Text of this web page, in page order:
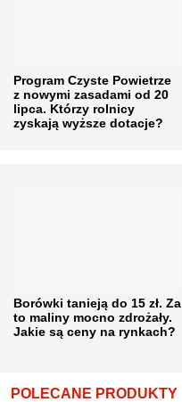
Program Czyste Powietrze
z nowymi zasadami od 20
lipca. Którzy rolnicy
zyskają wyższe dotacje?
Borówki tanieją do 15 zł. Za
to maliny mocno zdrożały.
Jakie są ceny na rynkach?
POLECANE PRODUKTY